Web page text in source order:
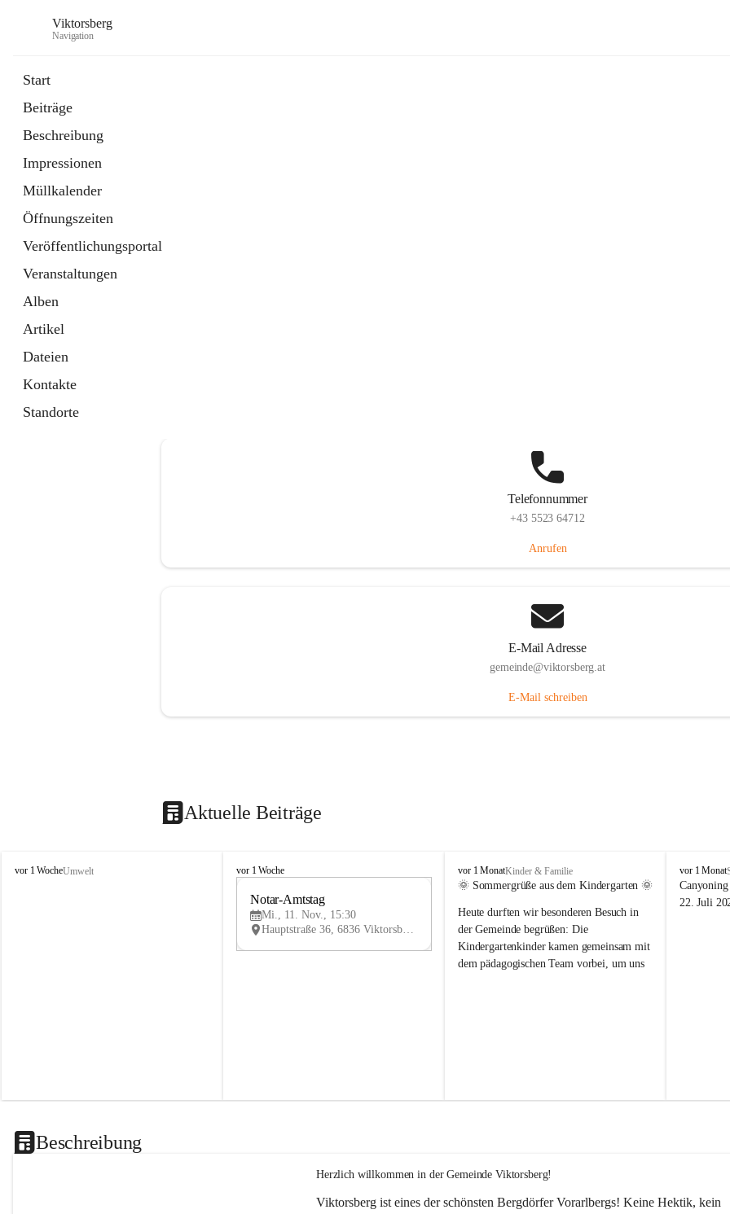
Viktorsberg
Navigation
Start
Beiträge
Beschreibung
Impressionen
Müllkalender
Öffnungszeiten
Veröffentlichungsportal
Veranstaltungen
Alben
Artikel
Dateien
Kontakte
Standorte
Telefonnummer
+43 5523 64712
Anrufen
E-Mail Adresse
gemeinde@viktorsberg.at
E-Mail schreiben
Aktuelle Beiträge
V
vor 1 WocheUmwelt
V
vor 1 Woche
V
Notar-Amtstag
Mi., 11. Nov., 15:30
Hauptstraße 36, 6836 Viktorsberg, AUT
V
i
t
o
r
s
vor 1 MonatKinder & Familie
🌞 Sommergrüße aus dem Kindergarten 🌞
Heute durften wir besonderen Besuch in
der Gemeinde begrüßen: Die
Kindergartenkinder kamen gemeinsam mit
dem pädagogischen Team vorbei, um uns
V
i
k
vor 1 Monat
22. Juli
Beschreibung
Herzlich willkommen in der Gemeinde Viktorsberg!
Viktorsberg ist eines der schönsten Bergdörfer Vorarlbergs! Keine Hektik, kein